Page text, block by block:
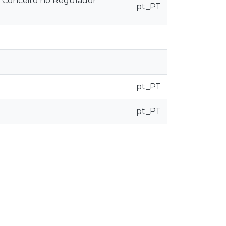
pt_PT
pt_PT
pt_PT